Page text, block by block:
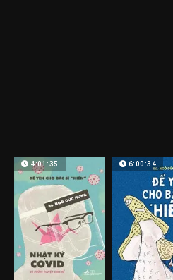
4:01:35 6:00:34